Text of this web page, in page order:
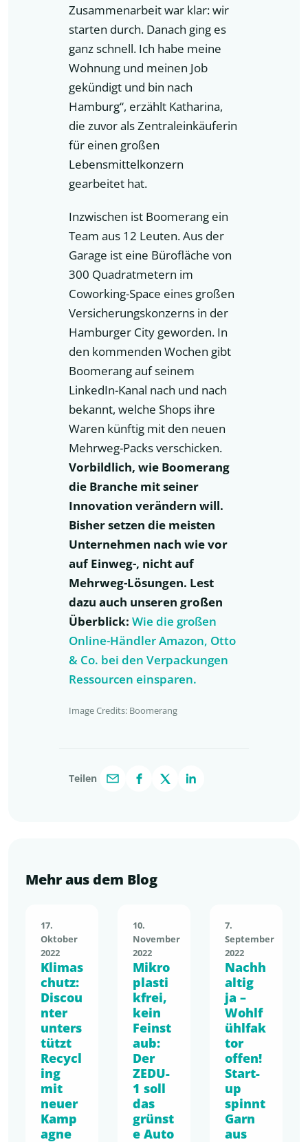
Zusammenarbeit war klar: wir
starten durch. Danach ging es
ganz schnell. Ich habe meine
Wohnung und meinen Job
gekündigt und bin nach
Hamburg“, erzählt Katharina,
die zuvor als Zentraleinkäuferin
für einen großen
Lebensmittelkonzern
gearbeitet hat.
Inzwischen ist Boomerang ein
Team aus 12 Leuten. Aus der
Garage ist eine Bürofläche von
300 Quadratmetern im
Coworking-Space eines großen
Versicherungskonzerns in der
Hamburger City geworden. In
den kommenden Wochen gibt
Boomerang auf seinem
LinkedIn-Kanal nach und nach
bekannt, welche Shops ihre
Waren künftig mit den neuen
Mehrweg-Packs verschicken.
Vorbildlich, wie Boomerang
die Branche mit seiner
Innovation verändern will.
Bisher setzen die meisten
Unternehmen nach wie vor
auf Einweg-, nicht auf
Mehrweg-Lösungen. Lest
dazu auch unseren großen
Überblick: Wie die großen
Online-Händler Amazon, Otto
& Co. bei den Verpackungen
Ressourcen einsparen.
Image Credits: Boomerang
Teilen
Mehr aus dem Blog
17.
Oktober
2022
Klimas
chutz:
Discou
nter
unters
tützt
Recycl
ing
mit
neuer
Kamp
agne
10.
November
2022
Mikro
plasti
kfrei,
kein
Feinst
aub:
Der
ZEDU-
1 soll
das
grünst
e Auto
7.
September
2022
Nachh
altig
ja –
Wohlf
ühlfak
tor
offen!
Start-
up
spinnt
Garn
aus